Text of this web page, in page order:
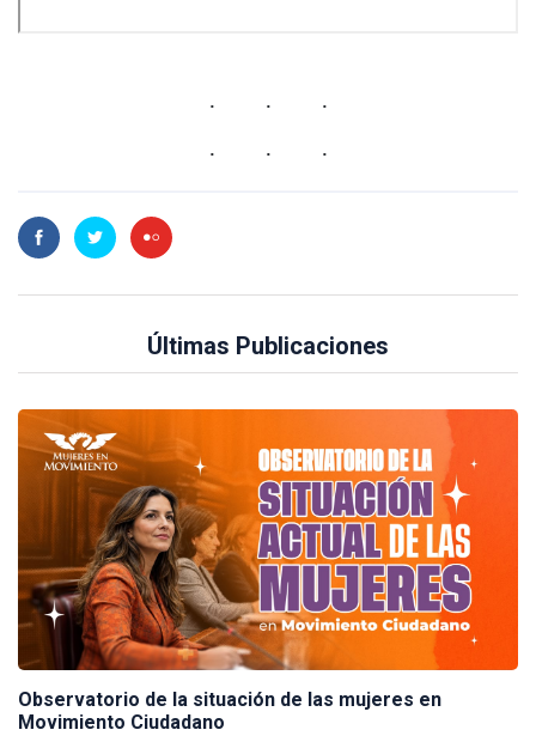
Últimas Publicaciones
Observatorio de la situación de las mujeres en
Movimiento Ciudadano